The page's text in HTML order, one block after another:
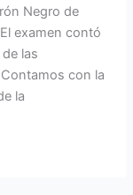
Negro de
examen contó
las
con la
la